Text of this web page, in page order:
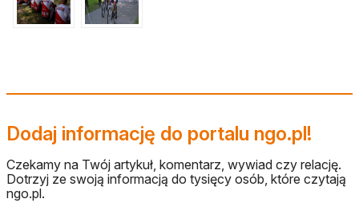
Dodaj informację do portalu ngo.pl!
Czekamy na Twój artykuł, komentarz, wywiad czy relację.
Dotrzyj ze swoją informacją do tysięcy osób, które czytają
ngo.pl.